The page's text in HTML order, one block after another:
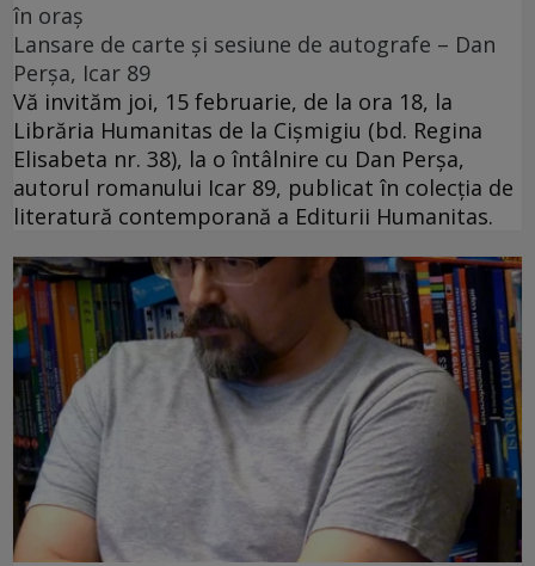
în oraș
Lansare de carte și sesiune de autografe – Dan
Perșa, Icar 89
Vă invităm joi, 15 februarie, de la ora 18, la
Librăria Humanitas de la Cişmigiu (bd. Regina
Elisabeta nr. 38), la o întâlnire cu Dan Perșa,
autorul romanului Icar 89, publicat în colecția de
literatură contemporană a Editurii Humanitas.